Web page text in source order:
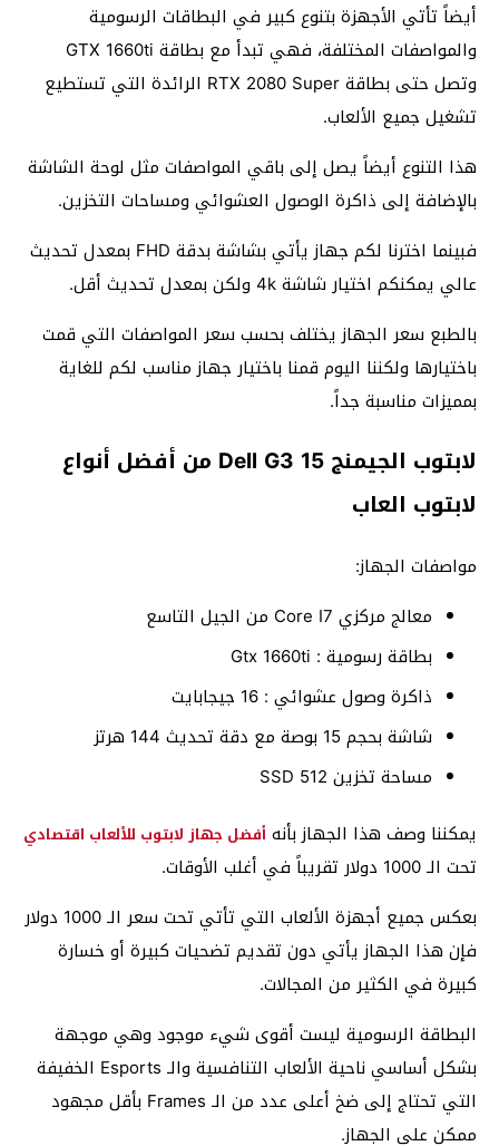
أيضاً تأتي الأجهزة بتنوع كبير في البطاقات الرسومية
والمواصفات المختلفة، فهي تبدأ مع بطاقة GTX 1660ti
وتصل حتى بطاقة RTX 2080 Super الرائدة التي تستطيع
تشغيل جميع الألعاب.
هذا التنوع أيضاً يصل إلى باقي المواصفات مثل لوحة الشاشة
بالإضافة إلى ذاكرة الوصول العشوائي ومساحات التخزين.
فبينما اخترنا لكم جهاز يأتي بشاشة بدقة FHD بمعدل تحديث
عالي يمكنكم اختيار شاشة 4k ولكن بمعدل تحديث أقل.
بالطبع سعر الجهاز يختلف بحسب سعر المواصفات التي قمت
باختيارها ولكننا اليوم قمنا باختيار جهاز مناسب لكم للغاية
بمميزات مناسبة جداً.
لابتوب الجيمنج Dell G3 15 من أفضل أنواع
لابتوب العاب
مواصفات الجهاز:
معالج مركزي Core I7 من الجيل التاسع
بطاقة رسومية : Gtx 1660ti
ذاكرة وصول عشوائي : 16 جيجابايت
شاشة بحجم 15 بوصة مع دقة تحديث 144 هرتز
مساحة تخزين 512 SSD
يمكننا وصف هذا الجهاز بأنه أفضل جهاز لابتوب للألعاب اقتصادي
تحت الـ 1000 دولار تقريباً في أغلب الأوقات.
بعكس جميع أجهزة الألعاب التي تأتي تحت سعر الـ 1000 دولار
فإن هذا الجهاز يأتي دون تقديم تضحيات كبيرة أو خسارة
كبيرة في الكثير من المجالات.
البطاقة الرسومية ليست أقوى شيء موجود وهي موجهة
بشكل أساسي ناحية الألعاب التنافسية والـ Esports الخفيفة
التي تحتاج إلى ضخ أعلى عدد من الـ Frames بأقل مجهود
ممكن على الجهاز.